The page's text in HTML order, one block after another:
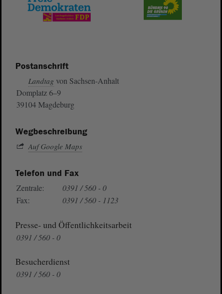
Postanschrift
Landtag von Sachsen-Anhalt
Domplatz 6–9
39104 Magdeburg
Wegbeschreibung
Auf Google Maps
Telefon und Fax
Zentrale:
0391 / 560 - 0
Fax:
0391 / 560 - 1123
Presse- und Öffentlichkeitsarbeit
0391 / 560 - 0
Besucherdienst
0391 / 560 - 0